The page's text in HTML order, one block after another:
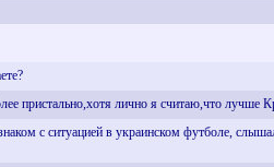
пристально,хотя лично я считаю,что лучше
с ситуацией в украинском футболе,